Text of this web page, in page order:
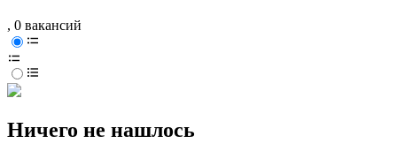
, 0 вакансий
Ничего не нашлось